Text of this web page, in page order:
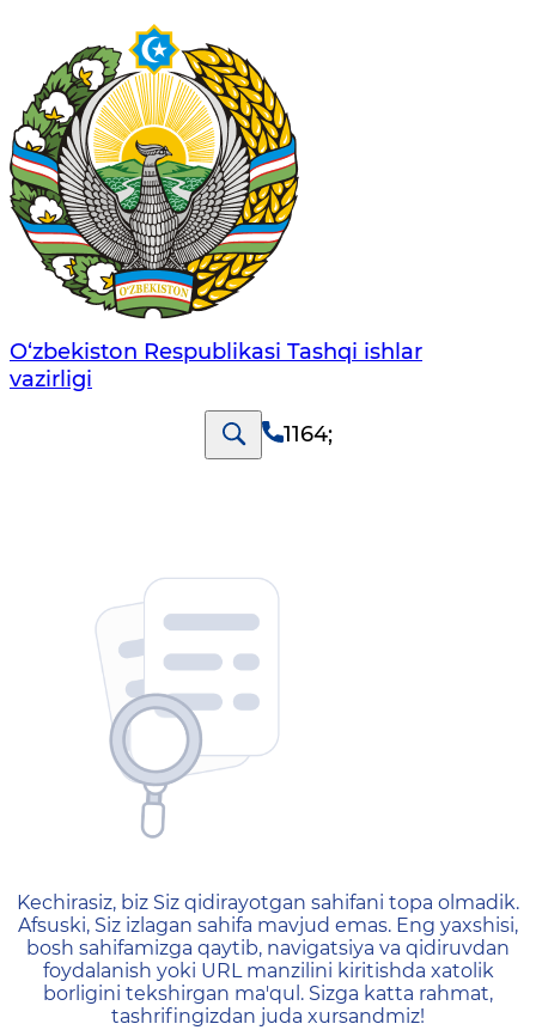
O‘zbеkistоn Rеspublikаsi Tashqi ishlаr
vаzirligi
1164;
404 — Страница не
Kechirasiz, biz Siz qidirayotgan sahifani topa olmadik.
Afsuski, Siz izlagan sahifa mavjud emas. Eng yaxshisi,
bosh sahifamizga qaytib, navigatsiya va qidiruvdan
foydalanish yoki URL manzilini kiritishda xatolik
borligini tekshirgan ma'qul. Sizga katta rahmat,
tashrifingizdan juda xursandmiz!